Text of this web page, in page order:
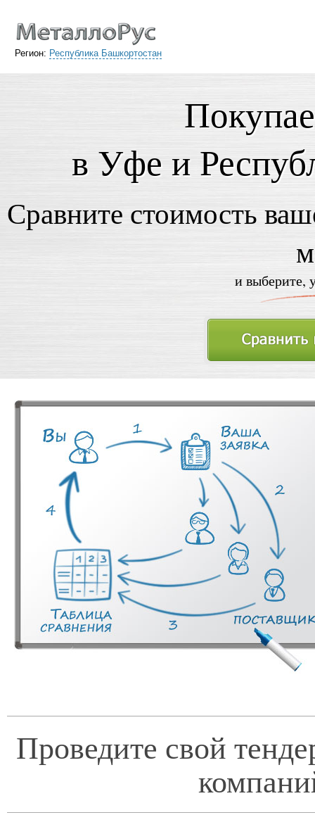
Регион: Республика Башкортостан
в Уфе и
Сравните стоимость
и выберите,
Проведите свой